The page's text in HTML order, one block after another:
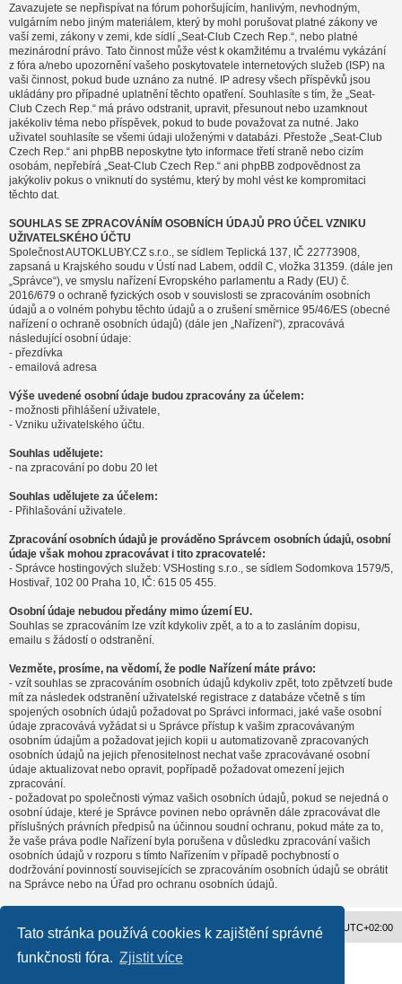
Tato stránka používá cookies k zajištění správné
funkčnosti fóra. Zjistit více
Zavazujete se nepřispívat na fórum pohoršujícím, hanlivým, nevhodným,
vulgárním nebo jiným materiálem, který by mohl porušovat platné zákony ve
vaší zemi, zákony v zemi, kde sídlí „Seat-Club Czech Rep.“, nebo platné
mezinárodní právo. Tato činnost může vést k okamžitému a trvalému vykázání
z fóra a/nebo upozornění vašeho poskytovatele internetových služeb (ISP) na
vaši činnost, pokud bude uznáno za nutné. IP adresy všech příspěvků jsou
ukládány pro případné uplatnění těchto opatření. Souhlasíte s tím, že „Seat-
Club Czech Rep.“ má právo odstranit, upravit, přesunout nebo uzamknout
jakékoliv téma nebo příspěvek, pokud to bude považovat za nutné. Jako
uživatel souhlasíte se všemi údaji uloženými v databázi. Přestože „Seat-Club
Czech Rep.“ ani phpBB neposkytne tyto informace třetí straně nebo cizím
osobám, nepřebírá „Seat-Club Czech Rep.“ ani phpBB zodpovědnost za
jakýkoliv pokus o vniknutí do systému, který by mohl vést ke kompromitaci
těchto dat.
SOUHLAS SE ZPRACOVÁNÍM OSOBNÍCH ÚDAJŮ PRO ÚČEL VZNIKU
UŽIVATELSKÉHO ÚČTU
Společnost AUTOKLUBY.CZ s.r.o., se sídlem Teplická 137, IČ 22773908,
zapsaná u Krajského soudu v Ústí nad Labem, oddíl C, vložka 31359. (dále jen
„Správce“), ve smyslu nařízení Evropského parlamentu a Rady (EU) č.
2016/679 o ochraně fyzických osob v souvislosti se zpracováním osobních
údajů a o volném pohybu těchto údajů a o zrušení směrnice 95/46/ES (obecné
nařízení o ochraně osobních údajů) (dále jen „Nařízení“), zpracovává
následující osobní údaje:
- přezdívka
- emailová adresa
Výše uvedené osobní údaje budou zpracovány za účelem:
- možnosti přihlášení uživatele,
- Vzniku uživatelského účtu.
Souhlas udělujete:
- na zpracování po dobu 20 let
Souhlas udělujete za účelem:
- Přihlašování uživatele.
Zpracování osobních údajů je prováděno Správcem osobních údajů, osobní
údaje však mohou zpracovávat i tito zpracovatelé:
- Správce hostingových služeb: VSHosting s.r.o., se sídlem Sodomkova 1579/5,
Hostivař, 102 00 Praha 10, IČ: 615 05 455.
Osobní údaje nebudou předány mimo území EU.
Souhlas se zpracováním lze vzít kdykoliv zpět, a to a to zasláním dopisu,
emailu s žádostí o odstranění.
Vezměte, prosíme, na vědomí, že podle Nařízení máte právo:
- vzít souhlas se zpracováním osobních údajů kdykoliv zpět, toto zpětvzetí bude
mít za následek odstranění uživatelské registrace z databáze včetně s tím
spojených osobních údajů požadovat po Správci informaci, jaké vaše osobní
údaje zpracovává vyžádat si u Správce přístup k vašim zpracovávaným
osobním údajům a požadovat jejich kopii u automatizovaně zpracovaných
osobních údajů na jejich přenositelnost nechat vaše zpracovávané osobní
údaje aktualizovat nebo opravit, popřípadě požadovat omezení jejich
zpracování.
- požadovat po společnosti výmaz vašich osobních údajů, pokud se nejedná o
osobní údaje, které je Správce povinen nebo oprávněn dále zpracovávat dle
příslušných právních předpisů na účinnou soudní ochranu, pokud máte za to,
že vaše práva podle Nařízení byla porušena v důsledku zpracování vašich
osobních údajů v rozporu s tímto Nařízením v případě pochybností o
dodržování povinností souvisejících se zpracováním osobních údajů se obrátit
na Správce nebo na Úřad pro ochranu osobních údajů.
Obsah fóra Všechny časy jsou v UTC+02:00
Založeno naphpBB® Forum Software © phpBB Limited